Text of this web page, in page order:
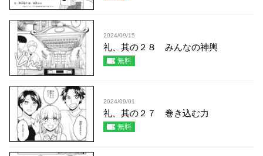
2024/09/15
礼、其の２８ みんなの神輿
無料
2024/09/01
礼、其の２７ 巻き込む力
無料